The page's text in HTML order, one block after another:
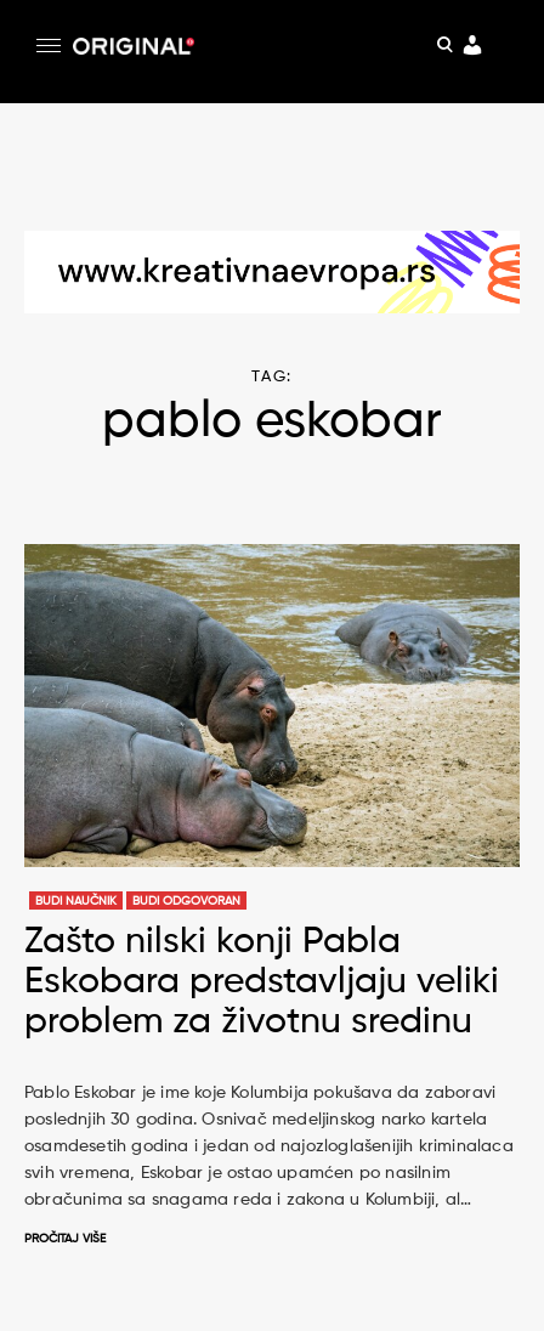
pretraga
TAG:
pablo eskobar
BUDI NAUČNIK BUDI ODGOVORAN
Zašto nilski konji Pabla
Eskobara predstavljaju veliki
problem za životnu sredinu
Pablo Eskobar je ime koje Kolumbija pokušava da zaboravi
poslednjih 30 godina. Osnivač medeljinskog narko kartela
osamdesetih godina i jedan od najozloglašenijih kriminalaca
svih vremena, Eskobar je ostao upamćen po nasilnim
obračunima sa snagama reda i zakona u Kolumbiji, al…
PROČITAJ VIŠE